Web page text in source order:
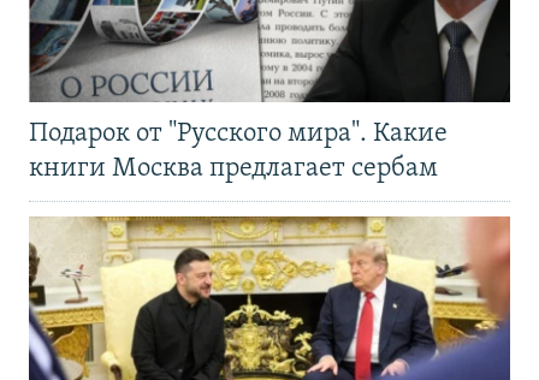
Подарок от "Русского мира". Какие
книги Москва предлагает сербам